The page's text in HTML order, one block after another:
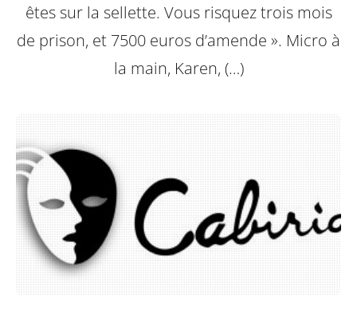
êtes sur la sellette. Vous risquez trois mois
de prison, et 7500 euros d’amende ». Micro à
la main, Karen, (…)